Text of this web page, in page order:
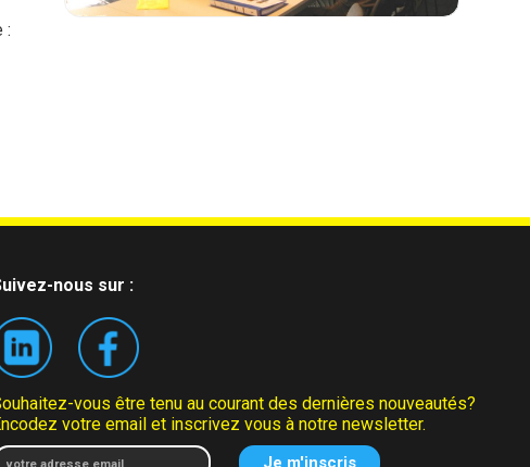
:
nous sur :
vous être tenu au courant des dernières nouveautés?
votre email et inscrivez vous à notre newsletter.